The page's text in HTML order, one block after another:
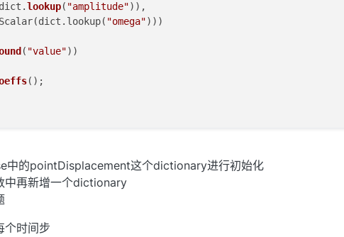
lookup( "amplitude")),
"omega")) )
( "value"))
();
中的pointDisplacement这个dictionary进行初始化
中再新增一个dictionary
个时间步